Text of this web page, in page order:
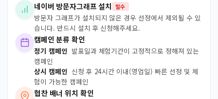
네이버 방문자그래프 설치 필수
방문자 그래프가 설치되지 않은 경우 선정에서 제외될 수 있
습니다. 반드시 설치 후 신청해주세요.
캠페인 분류 확인
정기 캠페인 발표일과 체험기간이 고정적으로 정해져 있는
캠페인
상시 캠페인 신청 후 24시간 이내(영업일) 빠른 선정 및 체
험이 가능한 캠페인
협찬 배너 위치 확인